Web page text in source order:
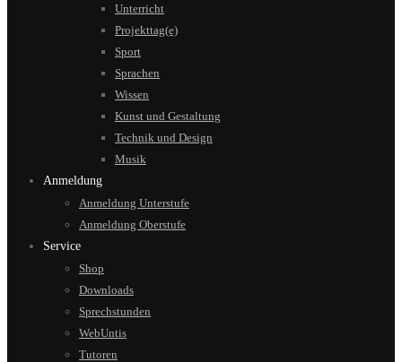
Unterricht
Projekttag(e)
Sport
Sprachen
Wissen
Kunst und Gestaltung
Technik und Design
Musik
Anmeldung
Anmeldung Unterstufe
Anmeldung Oberstufe
Service
Shop
Downloads
Sprechstunden
WebUntis
Tutoren